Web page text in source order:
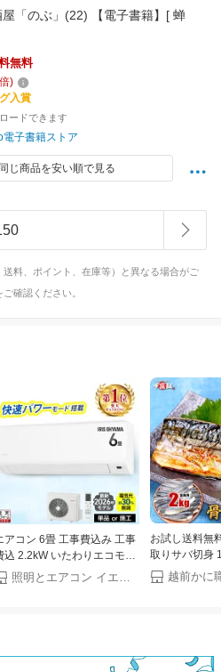
「のぶ」(22) 【電子書籍】[ 蝉
無料
倍)
入賞
ードできます
子書籍ストア
同じ商品を安い順で見る
料、ポイント、在庫等）と異なる場合がご
確認ください。
アコン 6畳 工事費込み 工事
込 2.2kW いたわりエコモー
プラス 快速パワー機能 時
時短で冷暖房 電気代 削減
照明とエアコン イエプロ
お試し送料無
取りサバ切身
が選べる♪骨
ば 冷凍食品